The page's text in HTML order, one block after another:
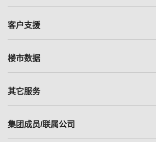
人才招募
一手新房
减价
美联豪宅
独家楼盘
租房
客户支援
自助放盘
查询热线
按揭计算机
楼市数据
指数
历史成交
其它服务
小区专页
集团成员/联属公司